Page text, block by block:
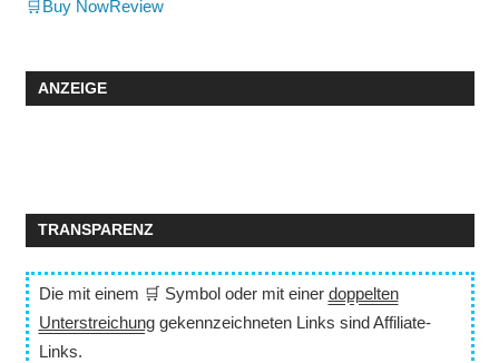
🛒Buy NowReview
ANZEIGE
TRANSPARENZ
Die mit einem 🛒 Symbol oder mit einer doppelten
Unterstreichunggekennzeichneten Links sind Affiliate-
Links.